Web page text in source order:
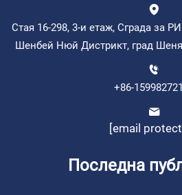
Стая 16-298, 3-и етаж, Сграда за
Шенбей Нюй Дистрикт, град
+86-
[email
Последна